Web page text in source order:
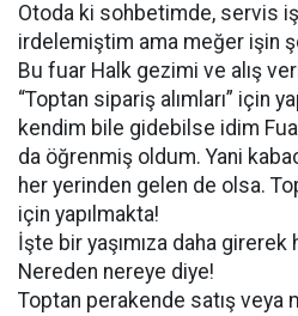
Otoda ki sohbetimde, servis
irdelemiştim ama meğer işin
Bu fuar Halk gezimi ve alış
“Toptan sipariş alımları” için
kendim bile gidebilse idim
da öğrenmiş oldum. Yani
her yerinden gelen de olsa.
için yapılmakta!
İşte bir yaşımıza daha
Nereden nereye diye!
Toptan perakende satış veya